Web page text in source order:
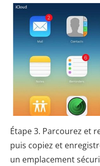
Étape 3. Parcourez et
puis copiez et
un emplacement